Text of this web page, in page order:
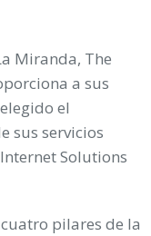
Miranda, The
a sus
el
sus servicios
Solutions
pilares de la